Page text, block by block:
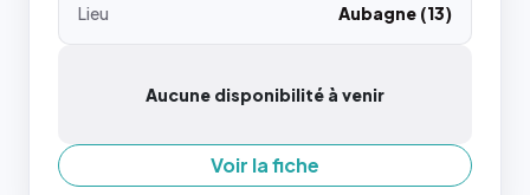
Lieu
Aubagne (13)
Aucune disponibilité à venir
Voir la fiche